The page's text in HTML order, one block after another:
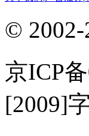
© 2002-
京ICP
[2009]